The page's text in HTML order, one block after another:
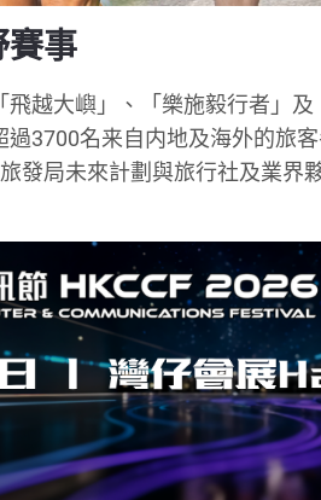
賽事
越大嶼」、「樂施毅行者」
3700名来自内地及海外的旅
發局未來計劃與旅行社及業界